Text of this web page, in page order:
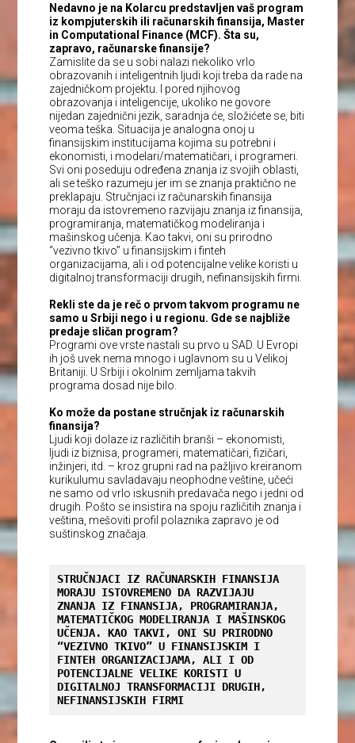
Nedavno je na Kolarcu predstavljen vaš program
iz kompjuterskih ili računarskih finansija, Master
in Computational Finance (MCF). Šta su,
zapravo, računarske finansije?
Zamislite da se u sobi nalazi nekoliko vrlo
obrazovanih i inteligentnih ljudi koji treba da rade na
zajedničkom projektu. I pored njihovog
obrazovanja i inteligencije, ukoliko ne govore
nijedan zajednični jezik, saradnja će, složićete se, biti
veoma teška. Situacija je analogna onoj u
finansijskim institucijama kojima su potrebni i
ekonomisti, i modelari/matematičari, i programeri.
Svi oni poseduju određena znanja iz svojih oblasti,
ali se teško razumeju jer im se znanja praktično ne
preklapaju. Stručnjaci iz računarskih finansija
moraju da istovremeno razvijaju znanja iz finansija,
programiranja, matematičkog modeliranja i
mašinskog učenja. Kao takvi, oni su prirodno
“vezivno tkivo” u finansijskim i finteh
organizacijama, ali i od potencijalne velike koristi u
digitalnoj transformaciji drugih, nefinansijskih firmi.
Rekli ste da je reč o prvom takvom programu ne
samo u Srbiji nego i u regionu. Gde se najbliže
predaje sličan program?
Programi ove vrste nastali su prvo u SAD. U Evropi
ih još uvek nema mnogo i uglavnom su u Velikoj
Britaniji. U Srbiji i okolnim zemljama takvih
programa dosad nije bilo.
Ko može da postane stručnjak iz računarskih
finansija?
Ljudi koji dolaze iz različitih branši – ekonomisti,
ljudi iz biznisa, programeri, matematičari, fizičari,
inžinjeri, itd. – kroz grupni rad na pažljivo kreiranom
kurikulumu savladavaju neophodne veštine, učeći
ne samo od vrlo iskusnih predavača nego i jedni od
drugih. Pošto se insistira na spoju različitih znanja i
veština, mešoviti profil polaznika zapravo je od
suštinskog značaja.
STRUČNJACI IZ RAČUNARSKIH FINANSIJA
MORAJU ISTOVREMENO DA RAZVIJAJU
ZNANJA IZ FINANSIJA, PROGRAMIRANJA,
MATEMATIČKOG MODELIRANJA I MAŠINSKOG
UČENJA. KAO TAKVI, ONI SU PRIRODNO
“VEZIVNO TKIVO” U FINANSIJSKIM I
FINTEH ORGANIZACIJAMA, ALI I OD
POTENCIJALNE VELIKE KORISTI U
DIGITALNOJ TRANSFORMACIJI DRUGIH,
NEFINANSIJSKIH FIRMI